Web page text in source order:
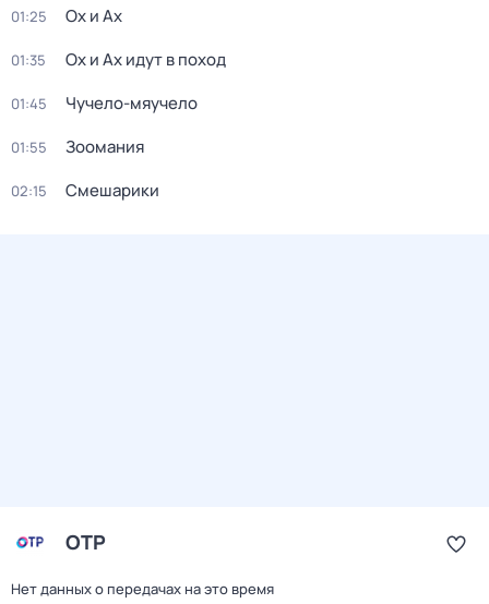
01:25 Ох и Ах
01:35 Ох и Ах идут в поход
01:45 Чучело-мяучело
01:55 Зоомания
02:15 Смешарики
ОТР
Нет данных о передачах на это время